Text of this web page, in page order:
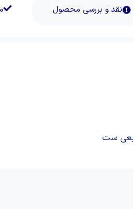
نقد و بررسی محصول
ست